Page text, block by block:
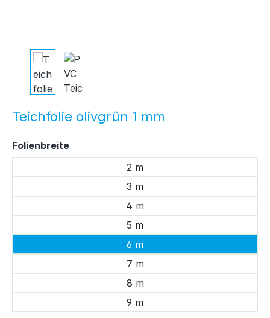
Teichfolie olivgrün 1 mm
Folienbreiteauswählen
2 m
3 m
4 m
5 m
6 m
7 m
8 m
9 m